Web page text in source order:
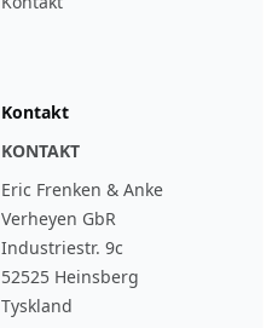
Kontakt
KONTAKT
Eric Frenken & Anke
Verheyen GbR
Industriestr. 9c
52525 Heinsberg
Tyskland